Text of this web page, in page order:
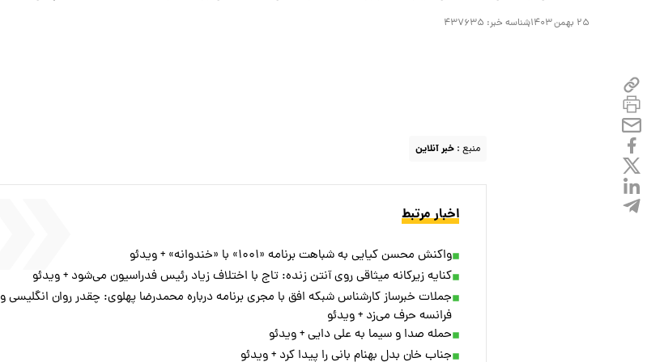
۲۵ بهمن ۱۴۰۳ شناسه خبر: ۴۳۷۶۳۵
منبع : خبر آنلاین
اخبار مرتبط
واکنش محسن کیایی به شباهت برنامه «۱۰۰۱» با «خندوانه» + ویدئو
کنایه زیرکانه میثاقی روی آنتن زنده: تاج با اختلاف زیاد رئیس فدراسیون می‌شود + ویدئو
جملات خبرساز کارشناس شبکه افق با مجری برنامه درباره محمدرضا پهلوی: چقدر روان انگلیسی و
فرانسه حرف می‌زد + ویدئو
حمله صدا و سیما به علی دایی + ویدئو
جناب خان بدل بهنام بانی را پیدا کرد + ویدئو